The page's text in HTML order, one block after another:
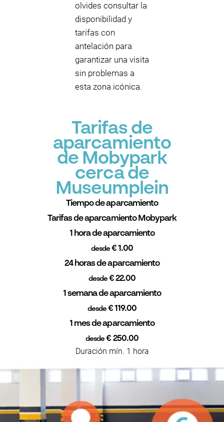
olvides consultar la
disponibilidad y
tarifas con
antelación para
garantizar una visita
sin problemas a
esta zona icónica.
Tarifas de
aparcamiento
de Mobypark
cerca de
Museumplein
Tiempo de aparcamiento
Tarifas de aparcamiento Mobypark
1 hora de aparcamiento
desde€ 1.00
24 horas de aparcamiento
desde€ 22.00
1 semana de aparcamiento
desde€ 119.00
1 mes de aparcamiento
desde € 250.00
Duración mín. 1 hora